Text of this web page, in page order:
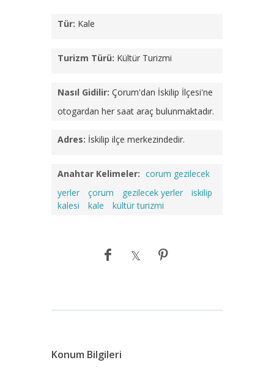
Tür: Kale
Turizm Türü: Kültür Turizmi
Nasıl Gidilir: Çorum'dan İskilip İlçesi'ne
otogardan her saat araç bulunmaktadır.
Adres: İskilip ilçe merkezindedir.
Anahtar Kelimeler: corum gezilecek
yerler
çorum gezilecek yerler
iskilip
kalesi
kale kültür turizmi
Konum Bilgileri